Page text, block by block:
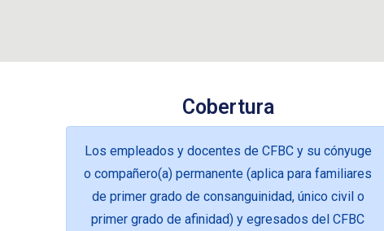
Cobertura
Los empleados y docentes de CFBC y su cónyuge
o compañero(a) permanente (aplica para familiares
de primer grado de consanguinidad, único civil o
primer grado de afinidad) y egresados del CFBC